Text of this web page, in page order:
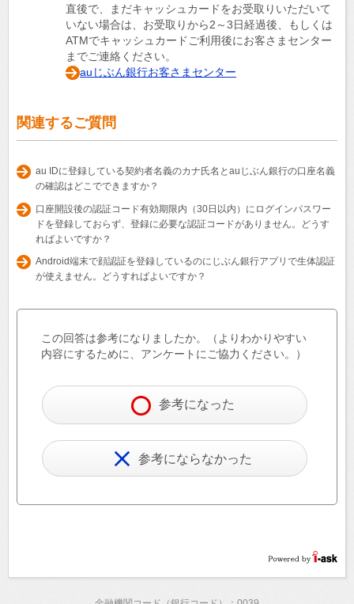
直後で、まだキャッシュカードをお受取りいただいて
いない場合は、お受取りから2～3日経過後、もしくは
ATMでキャッシュカードご利用後にお客さまセンター
までご連絡ください。
auじぶん銀行お客さまセンター
関連するご質問
au IDに登録している契約者名義のカナ氏名とauじぶん銀行の口座名義
の確認はどこでできますか？
口座開設後の認証コード有効期限内（30日以内）にログインパスワー
ドを登録しておらず、登録に必要な認証コードがありません。どうす
ればよいですか？
Android端末で顔認証を登録しているのにじぶん銀行アプリで生体認証
が使えません。どうすればよいですか？
この回答は参考になりましたか。（よりわかりやすい
内容にするために、アンケートにご協力ください。）
参考になった
参考にならなかった